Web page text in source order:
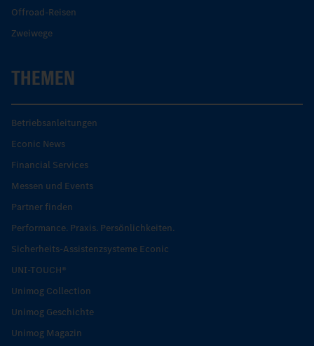
Offroad-Reisen
Zweiwege
THEMEN
Betriebsanleitungen
Econic News
Financial Services
Messen und Events
Partner finden
Performance. Praxis. Persönlichkeiten.
Sicherheits-Assistenzsysteme Econic
UNI-TOUCH®
Unimog Collection
Unimog Geschichte
Unimog Magazin